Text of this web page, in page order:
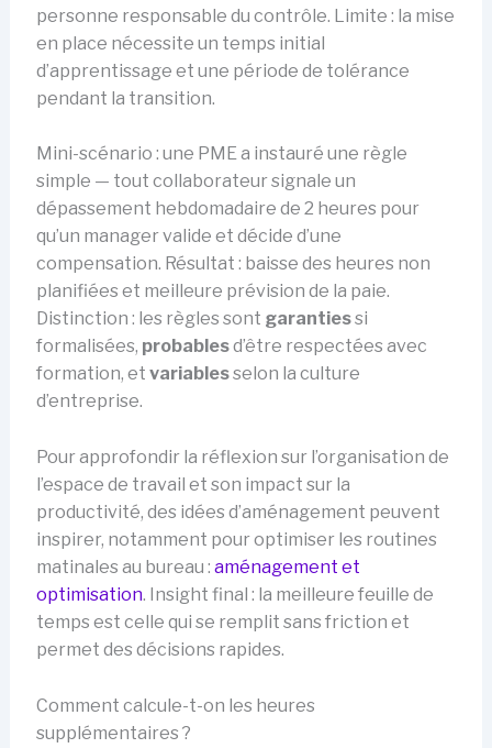
personne responsable du contrôle. Limite : la mise
en place nécessite un temps initial
d’apprentissage et une période de tolérance
pendant la transition.
Mini-scénario : une PME a instauré une règle
simple — tout collaborateur signale un
dépassement hebdomadaire de 2 heures pour
qu’un manager valide et décide d’une
compensation. Résultat : baisse des heures non
planifiées et meilleure prévision de la paie.
Distinction : les règles sont garantiessi
formalisées, probablesd’être respectées avec
formation, et variablesselon la culture
d’entreprise.
Pour approfondir la réflexion sur l’organisation de
l’espace de travail et son impact sur la
productivité, des idées d’aménagement peuvent
inspirer, notamment pour optimiser les routines
matinales au bureau : aménagement et
optimisation. Insight final : la meilleure feuille de
temps est celle qui se remplit sans friction et
permet des décisions rapides.
Comment calcule-t-on les heures
supplémentaires ?